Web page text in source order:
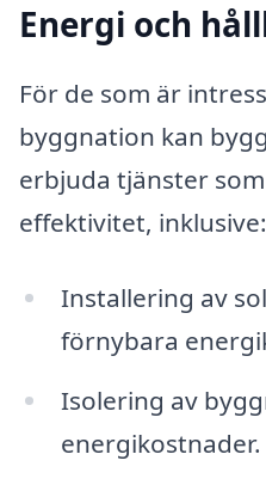
Energi och
För de som är
byggnation kan
erbjuda tjänster
effektivitet, inklusive:
Installering av
förnybara
Isolering av
energikostnader.